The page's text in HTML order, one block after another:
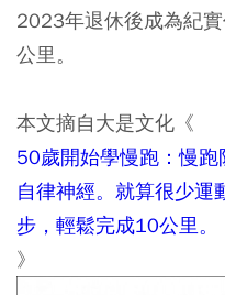
2023年退休後成為紀
公里。
本文摘自大是文化《
50歲開始學慢跑：慢
自律神經。就算很少運
步，輕鬆完成10公里。
》